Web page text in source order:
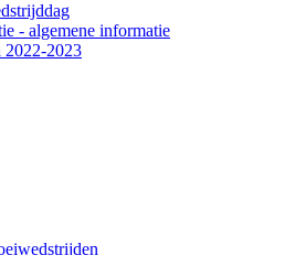
- algemene informatie
2022-2023